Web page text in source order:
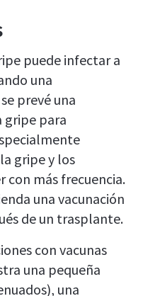
puede infectar a
una
prevé una
gripe para
gripe y los
con más frecuencia.
una vacunación
de un trasplante.
con vacunas
una pequeña
una